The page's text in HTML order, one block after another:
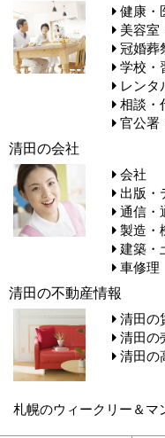
健康・
美容室
冠婚葬
学校・
レンタ
相談・
官公署
清田の会社
会社
出版・
通信・
製造・
建築・
車修理
清田の不動産情報
清田の
清田の
清田の
札幌のウィークリー＆マ